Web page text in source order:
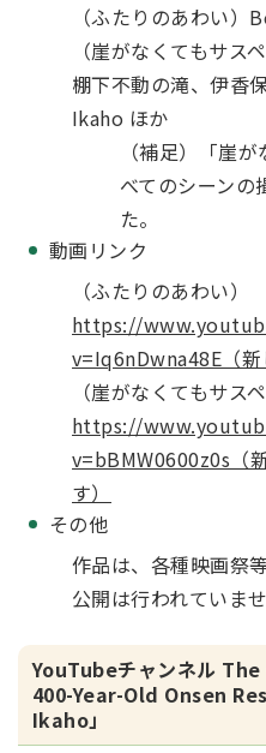
（ふたりのあわい
（崖がなくてもサス
棚下不動の滝、伊香
Ikaho ほか
（補足）「崖
べてのシーンの
た。
動画リンク
（ふたりのあわい）
https://
v=Iq6nDwna48E（新
（崖がなくてもサス
https://
v=bBMW0600z0s（
す）
その他
作品は、 各種映画祭
公開は行われていませ
YouTubeチャンネル
400-Year-Old Onsen
Ikaho」